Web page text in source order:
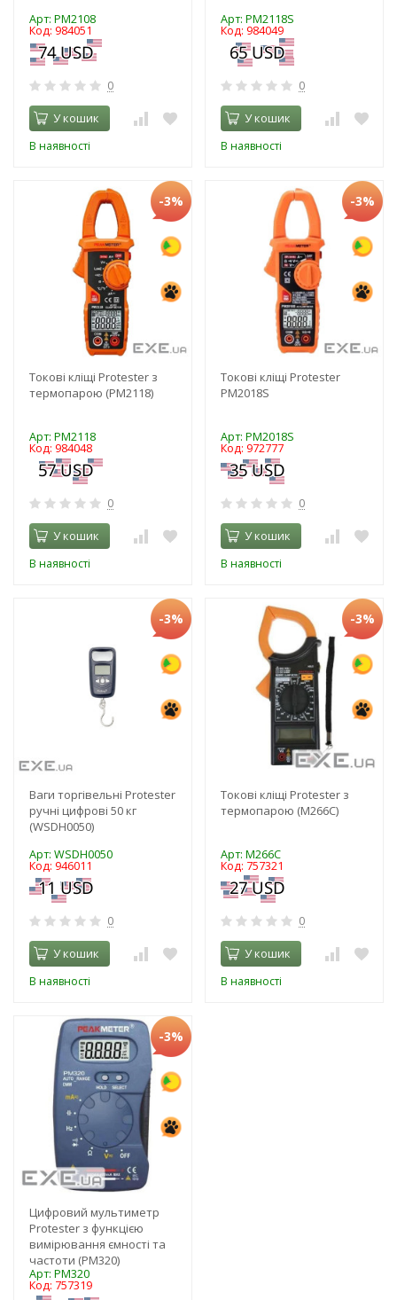
Арт: PM2108
Код: 984051
0
У кошик
В наявності
Арт: PM2118S
Код: 984049
0
У кошик
В наявності
-3%
Токові кліщі Protester з
термопарою (PM2118)
Арт: PM2118
Код: 984048
0
У кошик
В наявності
-3%
Токові кліщі Protester
PM2018S
Арт: PM2018S
Код: 972777
0
У кошик
В наявності
-3%
Ваги торгівельні Protester
ручні цифрові 50 кг
(WSDH0050)
Арт: WSDH0050
Код: 946011
0
У кошик
В наявності
-3%
Токові кліщі Protester з
термопарою (M266C)
Арт: M266C
Код: 757321
0
У кошик
В наявності
-3%
Цифровий мультиметр
Protester з функцією
вимірювання ємності та
частоти (PM320)
Арт: PM320
Код: 757319